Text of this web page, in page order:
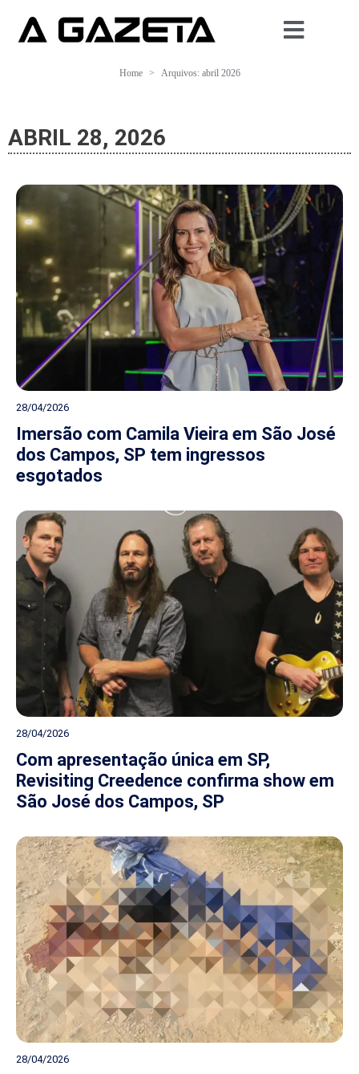
Home Arquivos: abril 2026
ABRIL 28, 2026
28/04/2026
Imersão com Camila Vieira em São José
dos Campos, SP tem ingressos
esgotados
28/04/2026
Com apresentação única em SP,
Revisiting Creedence confirma show em
São José dos Campos, SP
28/04/2026